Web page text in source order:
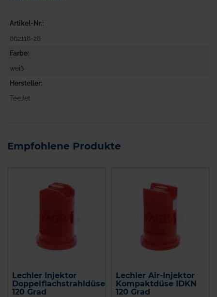
Artikel-Nr.
862118-28
Farbe
weiß
Hersteller
TeeJet
Empfohlene Produkte
Lechler Injektor
Doppelflachstrahldüse
120 Grad
Lechler Air-Injektor
Kompaktdüse IDKN
120 Grad